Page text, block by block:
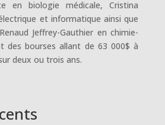
en biologie médicale, Cristina
et informatique ainsi que
Jeffrey-Gauthier en chimie-
des bourses allant de 63 000$ à
deux ou trois ans.